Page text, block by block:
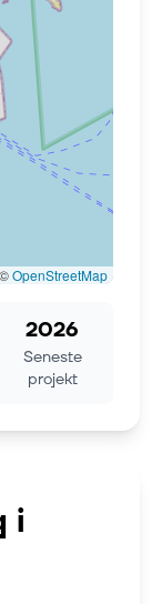
©OpenStreetMap
2026
Seneste
projekt
i